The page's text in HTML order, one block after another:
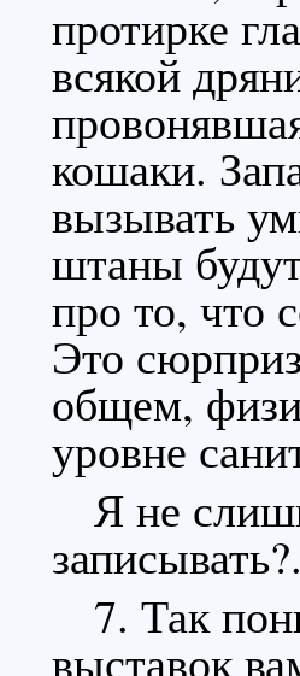
протирке
всякой
кошаки.
вызывать
штаны
про то, что
Это
общем,
уровне
Я не
7. Так
выставок